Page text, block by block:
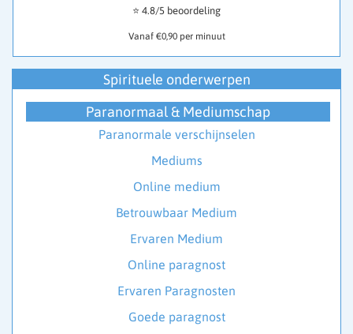
⭐ 4.8/5 beoordeling
Vanaf €0,90 per minuut
Spirituele onderwerpen
Paranormaal & Mediumschap
Paranormale verschijnselen
Mediums
Online medium
Betrouwbaar Medium
Ervaren Medium
Online paragnost
Ervaren Paragnosten
Goede paragnost